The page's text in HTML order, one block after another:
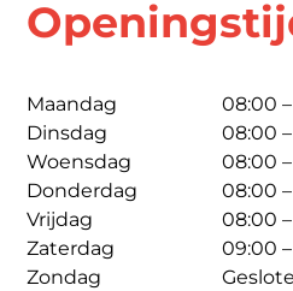
Maandag
Dinsdag
Woensdag
Donderdag
Vrijdag
Zaterdag
Zondag
08:00 –
08:00 –
08:00 –
08:00 –
08:00 –
09:00